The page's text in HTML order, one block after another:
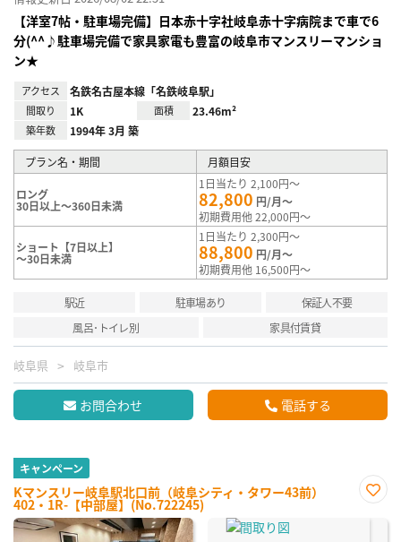
【洋室7帖・駐車場完備】日本赤十字社岐阜赤十字病院まで車で6
分(^^♪駐車場完備で家具家電も豊富の岐阜市マンスリーマンショ
ン★
アクセス 名鉄名古屋本線「名鉄岐阜駅」
間取り 1K 面積 23.46m²
築年数 1994年 3月 築
プラン名・期間 月額目安
ロング
30日以上～360日未満
1日当たり 2,100円～
82,800 円/月～
初期費用他 22,000円～
ショート【7日以上】
～30日未満
1日当たり 2,300円～
88,800 円/月～
初期費用他 16,500円～
駅近 駐車場あり
保証人不要
風呂･トイレ別
家具付賃貸
岐阜県 岐阜市
お問合わせ 電話する
キャンペーン
Kマンスリー岐阜駅北口前（岐阜シティ・タワー43前）
402・1R-【中部屋】(No.722245)
に入